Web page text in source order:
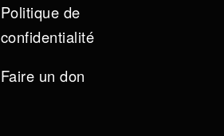
Politique de
confidentialité
Faire un don